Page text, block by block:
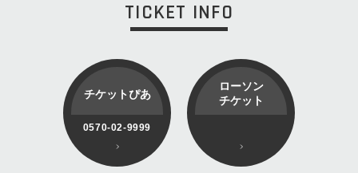
TICKET INFO
チケットぴあ
0570-02-9999
ローソン
チケット